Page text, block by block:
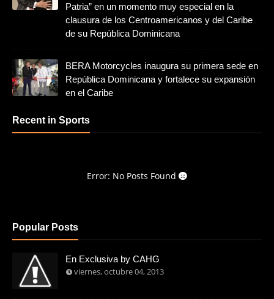
Patria” en un momento muy especial en la
clausura de los Centroamericanos y del Caribe
de su República Dominicana
BERA Motorcycles inaugura su primera sede en
República Dominicana y fortalece su expansión
en el Caribe
Recent in Sports
Error: No Posts Found
Popular Posts
En Exclusiva by CAHG
viernes, octubre 04, 2013